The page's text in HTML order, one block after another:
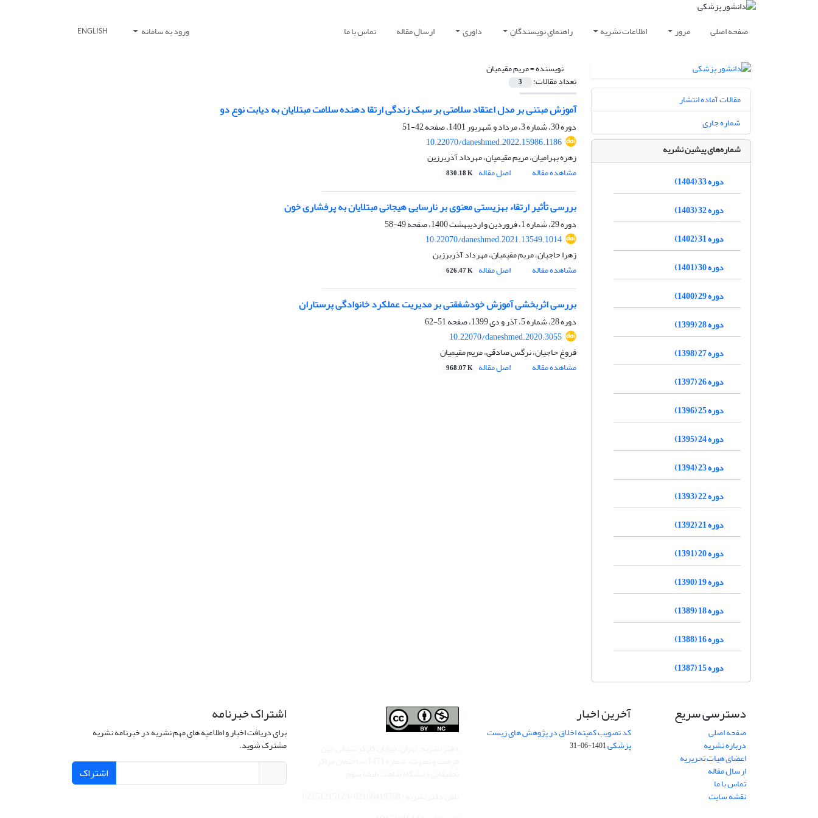
صفحه اصلی مرور اطلاعات نشریه راهنمای نویسندگان داوری ارسال مقاله تماس با ما ورود به سامانه ENGLISH
نویسنده =مریم مقیمیان
تعداد مقالات: 3
آموزش مبتنی بر مدل اعتقاد سلامتی بر سبک زندگی ارتقا دهنده سلامت مبتلایان به دیابت نوع دو
دوره 30، شماره 3، مرداد و شهریور 1401، صفحه
42-51
10.22070/daneshmed.2022.15986.1186
زهره بهرامیان، مریم مقیمیان، مهرداد آذربرزین
مشاهده مقاله
اصل مقاله 830.18 K
بررسی تأثیر ارتقاء بهزیستی معنوی بر نارسایی هیجانی مبتلایان به پرفشاری خون
دوره 29، شماره 1، فروردین و اردیبهشت 1400، صفحه
49-58
10.22070/daneshmed.2021.13549.1014
زهرا حاجیان، مریم مقیمیان، مهرداد آذربرزین
مشاهده مقاله
اصل مقاله 626.47 K
بررسی اثربخشی آموزش خودشفقتی بر مدیریت عملکرد خانوادگی پرستاران
دوره 28، شماره 5، آذر و دی 1399، صفحه
51-62
10.22070/daneshmed.2020.3055
فروغ حاجیان، نرگس صادقی، مریم مقیمیان
مشاهده مقاله
اصل مقاله 968.07 K
مقالات آماده انتشار
شماره جاری
شماره‌های پیشین نشریه
دوره 33 (1404)
دوره 32 (1403)
دوره 31 (1402)
دوره 30 (1401)
دوره 29 (1400)
دوره 28 (1399)
دوره 27 (1398)
دوره 26 (1397)
دوره 25 (1396)
دوره 24 (1395)
دوره 23 (1394)
دوره 22 (1393)
دوره 21 (1392)
دوره 20 (1391)
دوره 19 (1390)
دوره 18 (1389)
دوره 16 (1388)
دوره 15 (1387)
دسترسی سریع
صفحه اصلی
درباره نشریه
اعضای هیات تحریریه
ارسال مقاله
تماس با ما
نقشه سایت
آخرین اخبار
کد تصویب کمیته اخلاق در پژوهش های زیست
پزشکی1401-06-31
اشتراک خبرنامه
برای دریافت اخبار و اطلاعیه های مهم نشریه در خبرنامه نشریه
مشترک شوید.
اشتراک